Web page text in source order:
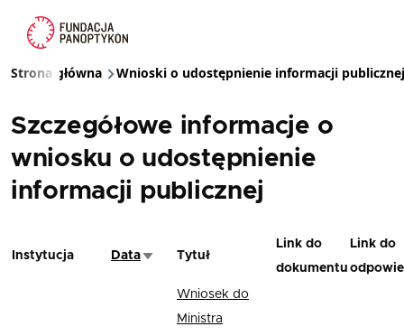
Ścieżka nawigacyjna
Strona główna Wnioski o udostępnienie informacji publicznej
Szczegółowe informacje o
wniosku o udostępnienie
informacji publicznej
Instytucja DataSortuj rosnąco
Tytuł
Link do
dokumentu
Link do
Wniosek do
Ministra